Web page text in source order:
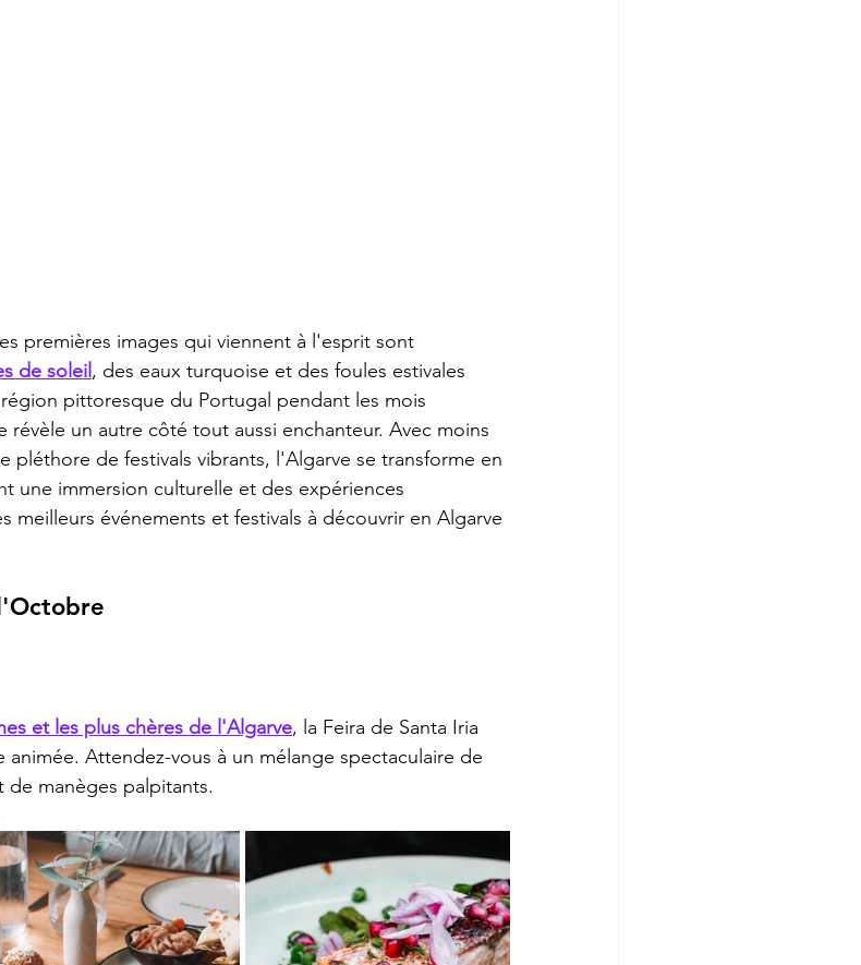
premières images qui viennent à l'esprit sont
de soleil, des eaux turquoise et des foules estivales
pittoresque du Portugal pendant les mois
un autre côté tout aussi enchanteur. Avec moins
pléthore de festivals vibrants, l'Algarve se transforme en
une immersion culturelle et des expériences
meilleurs événements et festivals à découvrir en Algarve
et les plus chères de l'Algarve, la Feira de Santa Iria
animée. Attendez-vous à un mélange spectaculaire de
manèges palpitants.